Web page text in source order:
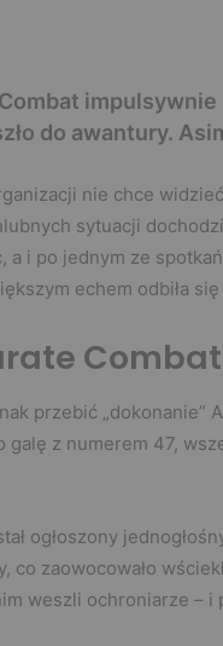
do awantury.
nie chce
sytuacji
a i po jednym ze
echem odbiła
przebić „dokonanie”
galę z numerem 47,
ogłoszony
co zaowocowało
weszli ochroniarze – i